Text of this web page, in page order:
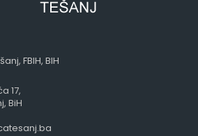
FBIH, BIH
17,
BiH